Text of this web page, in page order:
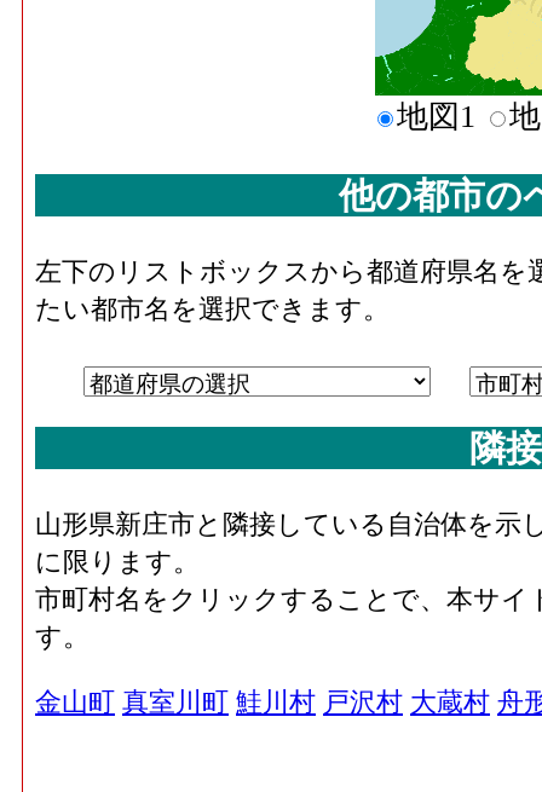
地図1
他の都市の
左下のリストボックスから都道府県名
たい都市名を選択できます。
隣
山形県新庄市と隣接している自治体を示
に限ります。
市町村名をクリックすることで、本サ
す。
金山町 真室川町 鮭川村 戸沢村 大蔵村 舟